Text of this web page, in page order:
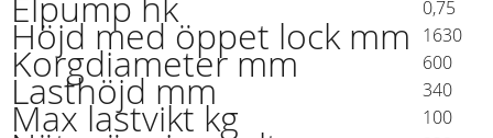
0,75
Höjd med öppet lock mm 1630
Korgdiameter mm 600
Lasthöjd mm 340
Max lastvikt kg 100